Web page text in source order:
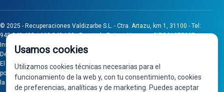
© 2025 - Recuperaciones Valdizarbe S.L. - Ctra. Artazu, km 1, 31100 - Tel:
948 340 498 / 668 848 123 - Puente la Reina - Navarra - CIF B31275837.
Inscrita en el Registro Mercantil de Navarra, Tomo 32, Folio 75, Hoja 525.
Desarrollado porSeintosoft
El proyecto de inversión "0011-0558-2024-000008" ha sido subvencionado
por Gobierno de Navarra al amparo de la convocatoria de 2024 de Ayudas a
la inversión en pymes industriales
Usamos cookies
Utilizamos cookies técnicas necesarias para el
funcionamiento de la web y, con tu consentimiento, cookies
de preferencias, analíticas y de marketing. Puedes aceptar